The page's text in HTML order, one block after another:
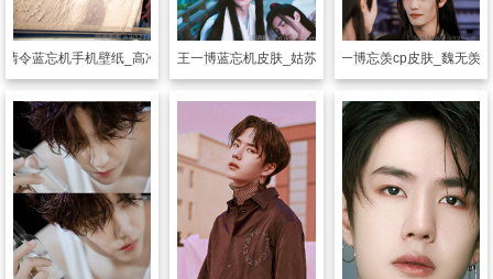
情令蓝忘机手机壁纸_高冷男神王一博
透明皮肤帅气王一博蓝忘机皮肤_姑苏仙子在线撩人
透明皮肤肖战王一博忘羡cp皮肤_魏无羡